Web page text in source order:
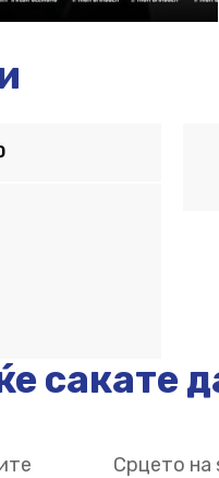
сакате
Срцето на